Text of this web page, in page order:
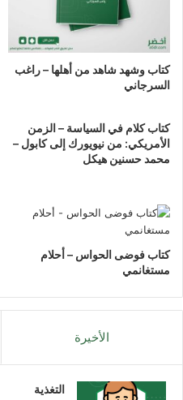
كتاب وشهد شاهد من أهلها – راغب
السرجاني
كتاب كلام في السياسة – الزمن
الأمريكي: من نيويورك إلى كابول –
محمد حسنين هيكل
كتاب فوضى الحواس – أحلام
مستغانمي
الأخيرة
التغذية